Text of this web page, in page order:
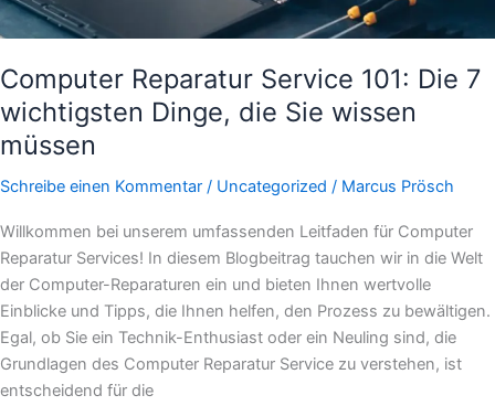
Computer Reparatur Service 101: Die 7
wichtigsten Dinge, die Sie wissen
müssen
Schreibe einen Kommentar / Uncategorized / Marcus Prösch
Willkommen bei unserem umfassenden Leitfaden für Computer
Reparatur Services! In diesem Blogbeitrag tauchen wir in die Welt
der Computer-Reparaturen ein und bieten Ihnen wertvolle
Einblicke und Tipps, die Ihnen helfen, den Prozess zu bewältigen.
Egal, ob Sie ein Technik-Enthusiast oder ein Neuling sind, die
Grundlagen des Computer Reparatur Service zu verstehen, ist
entscheidend für die
Sie
wissen
müssen